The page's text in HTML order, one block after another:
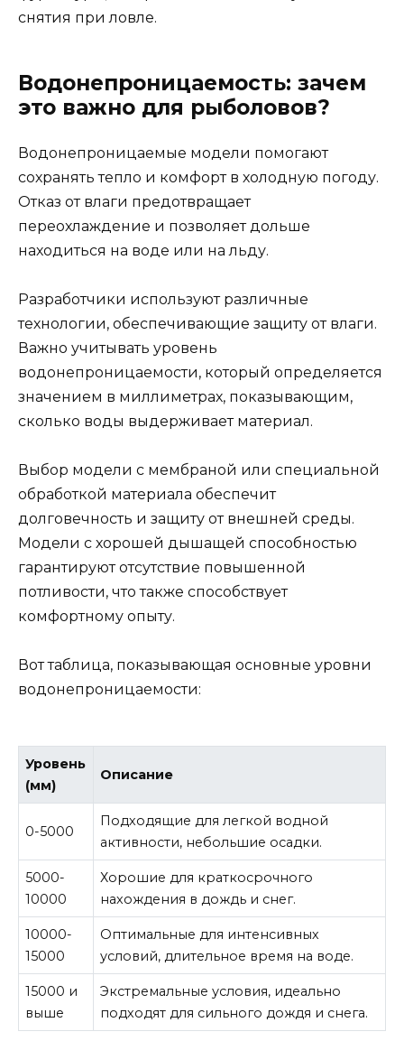
снятия при ловле.
Водонепроницаемость: зачем
это важно для рыболовов?
Водонепроницаемые модели помогают
сохранять тепло и комфорт в холодную погоду.
Отказ от влаги предотвращает
переохлаждение и позволяет дольше
находиться на воде или на льду.
Разработчики используют различные
технологии, обеспечивающие защиту от влаги.
Важно учитывать уровень
водонепроницаемости, который определяется
значением в миллиметрах, показывающим,
сколько воды выдерживает материал.
Выбор модели с мембраной или специальной
обработкой материала обеспечит
долговечность и защиту от внешней среды.
Модели с хорошей дышащей способностью
гарантируют отсутствие повышенной
потливости, что также способствует
комфортному опыту.
Вот таблица, показывающая основные уровни
водонепроницаемости:
Уровень
(мм)
Описание
0-5000
Подходящие для легкой водной
активности, небольшие осадки.
5000-
10000
Хорошие для краткосрочного
нахождения в дождь и снег.
10000-
15000
Оптимальные для интенсивных
условий, длительное время на воде.
15000 и
выше
Экстремальные условия, идеально
подходят для сильного дождя и снега.